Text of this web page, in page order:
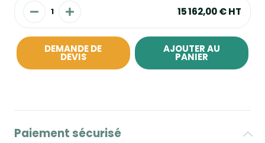
15 162,00 €HT
DEMANDE DE
DEVIS
AJOUTER AU
PANIER
Paiement sécurisé